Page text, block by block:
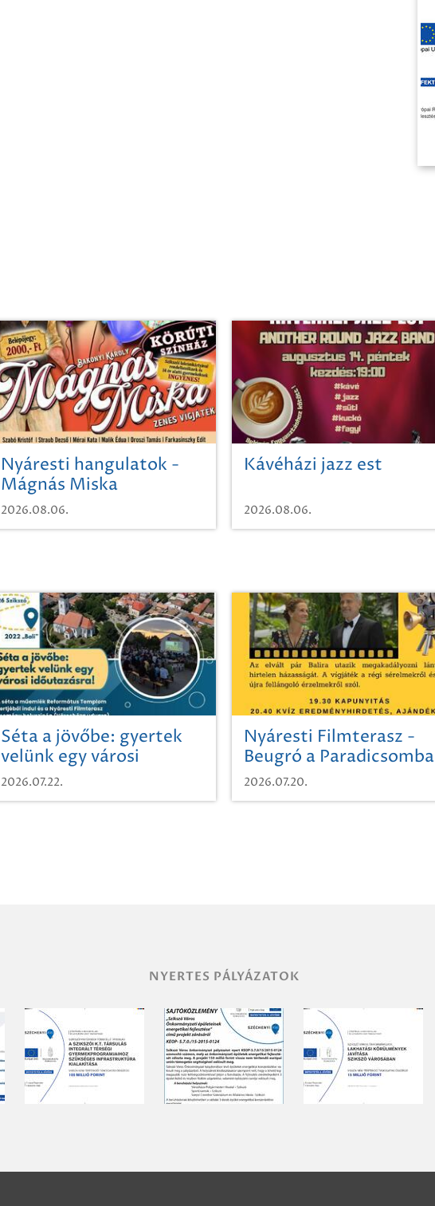
Nyáresti hangulatok -
Mágnás Miska
2026.08.06.
Kávéházi jazz est
2026.08.06.
Séta a jövőbe: gyertek
velünk egy városi
időutazásra!
2026.07.22.
Nyáresti Filmterasz -
Beugró a Paradicsomba
2026.07.20.
NYERTES PÁLYÁZATOK